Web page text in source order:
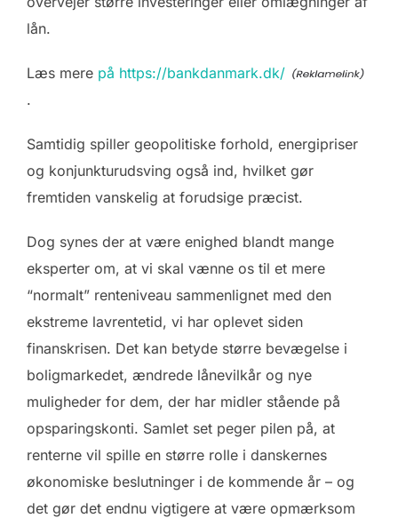
lån.
Læs mere på https://bankdanmark.dk/
.
Samtidig spiller geopolitiske forhold, energipriser
og konjunkturudsving også ind, hvilket gør
fremtiden vanskelig at forudsige præcist.
Dog synes der at være enighed blandt mange
eksperter om, at vi skal vænne os til et mere
“normalt” renteniveau sammenlignet med den
ekstreme lavrentetid, vi har oplevet siden
finanskrisen. Det kan betyde større bevægelse i
boligmarkedet, ændrede lånevilkår og nye
muligheder for dem, der har midler stående på
opsparingskonti. Samlet set peger pilen på, at
renterne vil spille en større rolle i danskernes
økonomiske beslutninger i de kommende år – og
det gør det endnu vigtigere at være opmærksom